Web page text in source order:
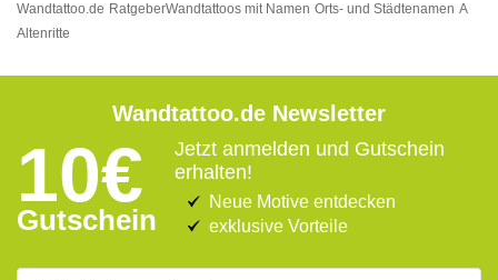
Wandtattoo.de RatgeberWandtattoos mit Namen Orts- und Städtenamen A
Altenritte
Wandtattoo.de Newsletter
10€
Gutschein
Jetzt anmelden und Gutschein
erhalten!
Neue Motive entdecken
exklusive Vorteile